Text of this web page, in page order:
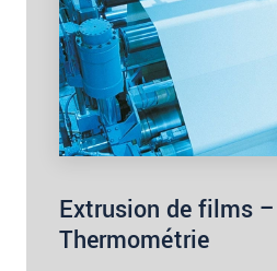
Extrusion de films –
Thermométrie